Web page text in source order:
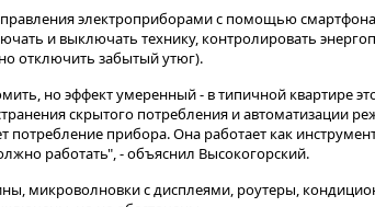
электроприборами с помощью
и выключать технику, контролировать
отключить забытый утюг).
но эффект умеренный - в типичной квартире
скрытого потребления и автоматизации
потребление прибора. Она работает как
работать", - объяснил Высокогорский.
микроволновки с дисплеями, роутеры,